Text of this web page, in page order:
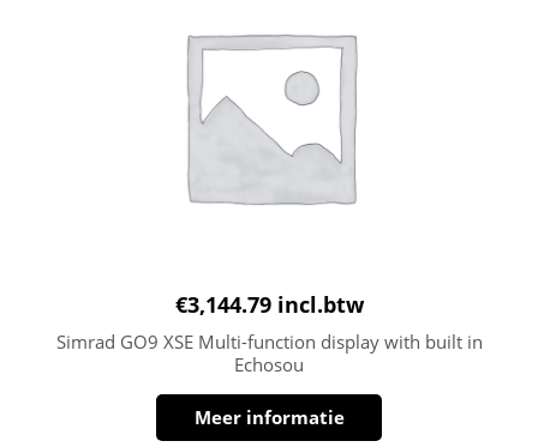
€3,144.79 incl.btw
Simrad GO9 XSE Multi-function display with built in
Echosou
Meer informatie